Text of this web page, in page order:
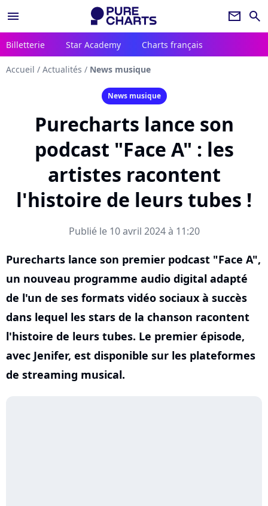
menu newsletter search
Billetterie Star Academy Charts français
Accueil / Actualités / News musique
News musique
Purecharts lance son
podcast "Face A" : les
artistes racontent
l'histoire de leurs tubes !
Publié le 10 avril 2024 à 11:20
Purecharts lance son premier podcast "Face A",
un nouveau programme audio digital adapté
de l'un de ses formats vidéo sociaux à succès
dans lequel les stars de la chanson racontent
l'histoire de leurs tubes. Le premier épisode,
avec Jenifer, est disponible sur les plateformes
de streaming musical.